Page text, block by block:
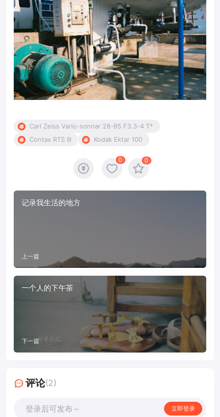
Carl Zeiss Vario-sonnar 28-85 F3.3-4 T*
Contax RTS III
Kodak Ektar 100
0 0
记录我生活的地方
上一篇
一个人的下午茶
下一篇
评论(2)
登录后可发布～ 立即登录